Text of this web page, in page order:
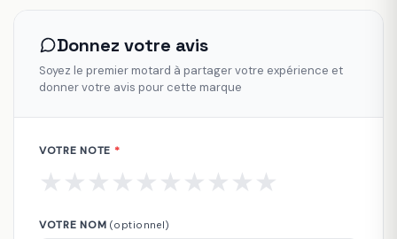
Donnez votre avis
Soyez le premier motard à partager votre expérience et
donner votre avis pour cette marque
VOTRE NOTE *
★ ★ ★ ★ ★ ★ ★ ★ ★ ★
VOTRE NOM(optionnel)